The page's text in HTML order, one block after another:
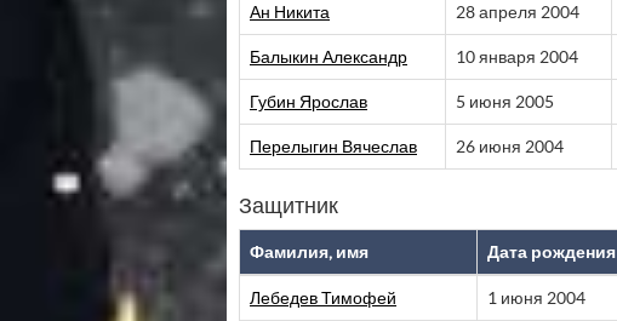
Ан Никита 28 апреля 2004
Балыкин Александр 10 января 2004
Губин Ярослав 5 июня 2005
Перелыгин Вячеслав 26 июня 2004
Защитник
Фамилия, имя Дата рождения
Лебедев Тимофей 1 июня 2004